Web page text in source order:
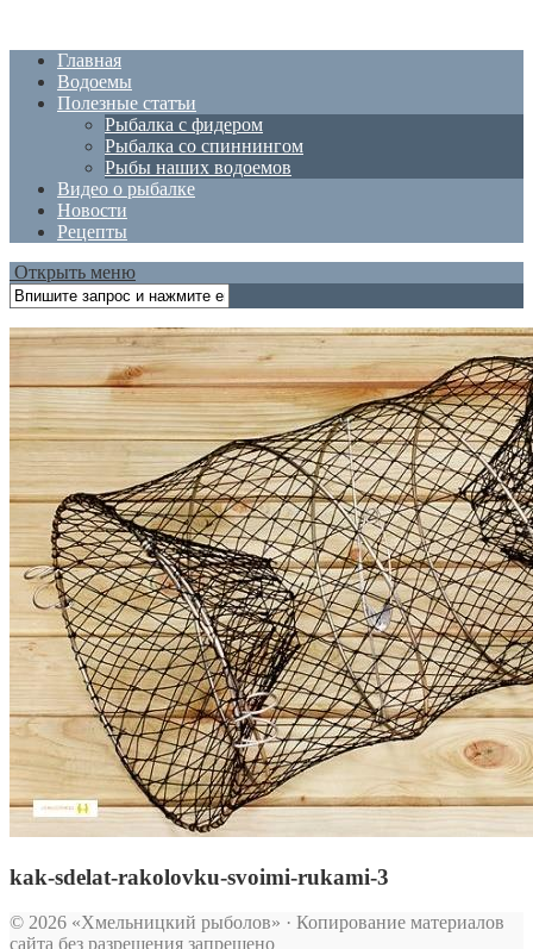
Главная
Водоемы
Полезные статъи
Рыбалка с фидером
Рыбалка со спиннингом
Рыбы наших водоемов
Видео о рыбалке
Новости
Рецепты
Открыть меню
kak-sdelat-rakolovku-svoimi-rukami-3
© 2026 «Хмельницкий рыболов» · Копирование материалов
сайта без разрешения запрещено